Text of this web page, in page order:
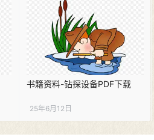
书籍资料-钻探设备PDF下载
25年6月12日